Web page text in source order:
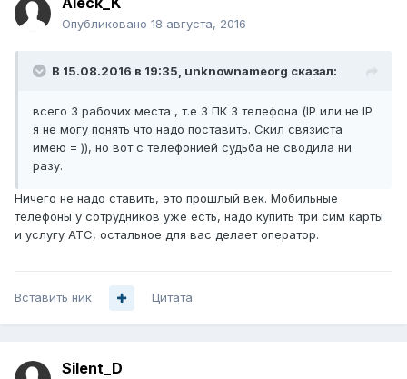
Опубликовано 18 августа, 2016
В 15.08.2016 в 19:35, unknownameorg сказал:
всего 3 рабочих места , т.е 3 ПК 3 телефона (IP или не IP
я не могу понять что надо поставить. Скил связиста
имею = )), но вот с телефонией судьба не сводила ни
разу.
Ничего не надо ставить, это прошлый век. Мобильные
телефоны у сотрудников уже есть, надо купить три сим карты
и услугу АТС, остальное для вас делает оператор.
Вставить ник Цитата
Silent_D